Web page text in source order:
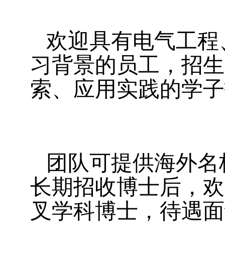
欢迎具有电气工
习背景的员工，招
索、应用实践的学
团队可提供海外
长期招收博士后，
叉学科博士，待遇